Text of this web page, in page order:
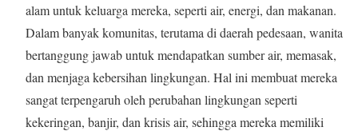
alam untuk keluarga mereka, seperti air, energi, dan makanan.
Dalam banyak komunitas, terutama di daerah pedesaan, wanita
bertanggung jawab untuk mendapatkan sumber air, memasak,
dan menjaga kebersihan lingkungan. Hal ini membuat mereka
sangat terpengaruh oleh perubahan lingkungan seperti
kekeringan, banjir, dan krisis air, sehingga mereka memiliki